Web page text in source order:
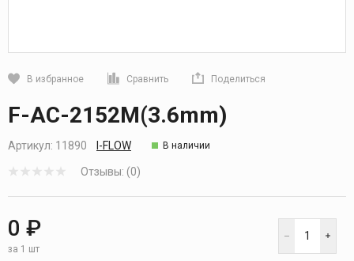
В избранное Сравнить Поделиться
Кликните, чтобы скопировать прямую ссылку
F-AC-2152M(3.6mm)
Артикул: 11890 I-FLOW В наличии
Отзывы: (0)
0 ₽
за 1 шт